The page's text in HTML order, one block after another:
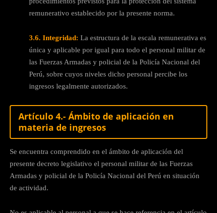
remunerativo establecido por la presente norma.
3.6. Integridad: La estructura de la escala remunerativa es
única y aplicable por igual para todo el personal militar de
las Fuerzas Armadas y policial de la Policía Nacional del
Perú, sobre cuyos niveles dicho personal percibe los
ingresos legalmente autorizados.
Artículo 4.- Ámbito de aplicación en
materia de ingresos
Se encuentra comprendido en el ámbito de aplicación del
presente decreto legislativo el personal militar de las Fuerzas
Armadas y policial de la Policía Nacional del Perú en situación
de actividad.